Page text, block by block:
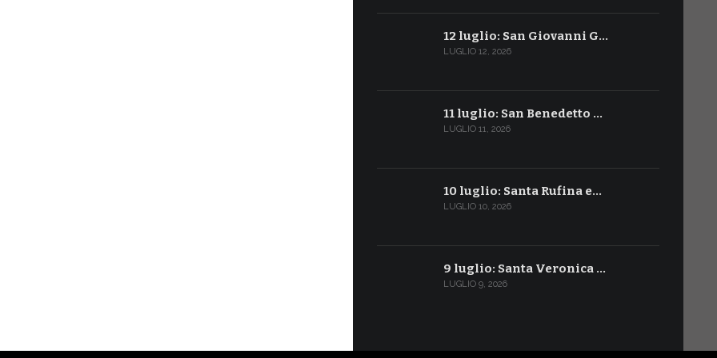
12 luglio: San Giovanni G…
LUGLIO 12, 2026
11 luglio: San Benedetto …
LUGLIO 11, 2026
10 luglio: Santa Rufina e…
LUGLIO 10, 2026
9 luglio: Santa Veronica …
LUGLIO 9, 2026